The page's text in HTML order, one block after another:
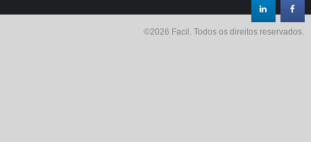
©2026 Facil. Todos os direitos reservados.